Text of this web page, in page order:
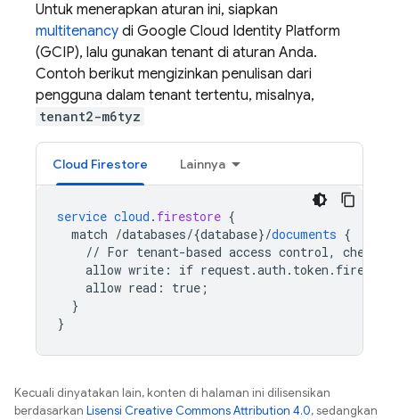
Untuk menerapkan aturan ini, siapkan
multitenancy di Google Cloud Identity Platform
(GCIP), lalu gunakan tenant di aturan Anda.
Contoh berikut mengizinkan penulisan dari
pengguna dalam tenant tertentu, misalnya,
tenant2-m6tyz
Cloud Firestore Lainnya
service cloud . firestore {
match /databases/{database}/documents {
// For tenant-based access control, check
allow write : if request.auth . token . firebase
allow read : true ;
}
}
Kecuali dinyatakan lain, konten di halaman ini dilisensikan
berdasarkan Lisensi Creative Commons Attribution 4.0, sedangkan